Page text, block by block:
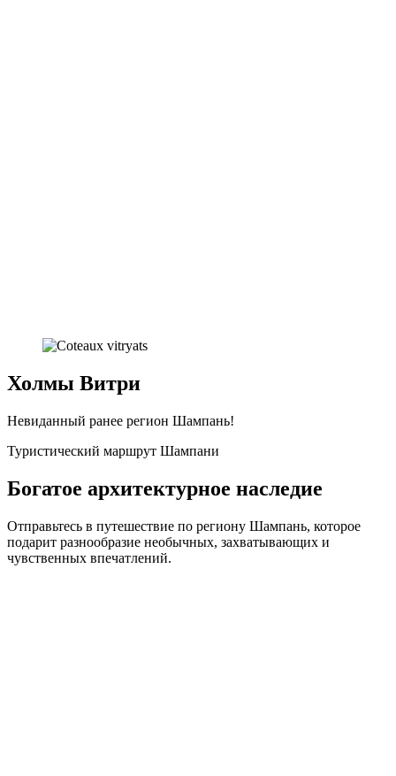
Холмы Витри
Невиданный ранее регион Шампань!
Туристический маршрут Шампани
Богатое архитектурное наследие
Отправьтесь в путешествие по региону Шампань, которое
подарит разнообразие необычных, захватывающих и
чувственных впечатлений.